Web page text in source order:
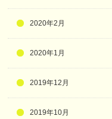
2020年2月
2020年1月
2019年12月
2019年10月